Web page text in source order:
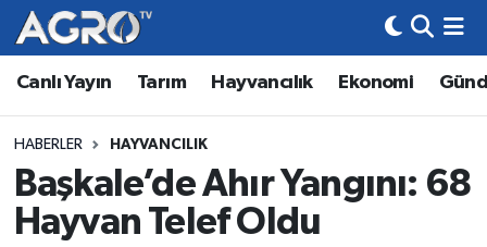
Canlı Yayın Tarım Hayvancılık Ekonomi
HABERLER HAYVANCILIK
Başkale’de Ahır Yangını: 68
Hayvan Telef Oldu
Hava Durumu
Trafik Durumu
Süper Lig Puan Durumu ve Fikstür